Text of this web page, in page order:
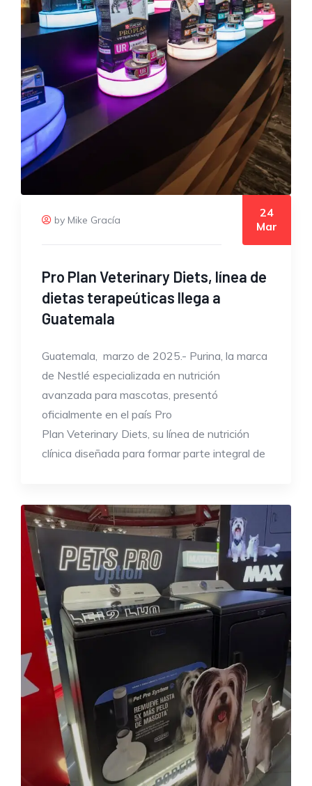
by Mike Gracía
24
Mar
Pro Plan Veterinary Diets, línea de
dietas terapeúticas llega a
Guatemala
Guatemala, marzo de 2025.- Purina, la marca
de Nestlé especializada en nutrición
avanzada para mascotas, presentó
oficialmente en el país Pro
Plan Veterinary Diets, su línea de nutrición
clínica diseñada para formar parte integral de